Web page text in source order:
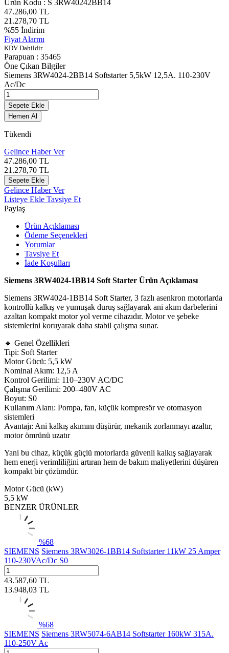
Ürün Kodu : S 3RW40242BB14
47.286,00 TL
21.278,70 TL
%55 İndirim
Fiyat Alarmı
KDV Dahildir.
Parapuan : 35465
Öne Çıkan Bilgiler
Siemens 3RW4024-2BB14 Softstarter 5,5kW 12,5A. 110-230V
Ac/Dc
Sepete Ekle
Hemen Al
Tükendi
Gelince Haber Ver
47.286,00 TL
21.278,70 TL
Sepete Ekle
Gelince Haber Ver
Listeye Ekle Tavsiye Et
Paylaş
Ürün Açıklaması
Ödeme Seçenekleri
Yorumlar
Tavsiye Et
İade Koşulları
Siemens 3RW4024-1BB14 Soft Starter Ürün Açıklaması
Siemens 3RW4024-1BB14 Soft Starter, 3 fazlı asenkron motorlarda
kontrollü kalkış ve yumuşak duruş sağlayarak ani akım darbelerini
azaltan kompakt motor yol verme cihazıdır. Motor ve şebeke
sistemlerini koruyarak daha stabil çalışma sunar.
🔹 Genel Özellikleri
Tipi: Soft Starter
Motor Gücü: 5,5 kW
Nominal Akım: 12,5 A
Kontrol Gerilimi: 110–230V AC/DC
Çalışma Gerilimi: 200–480V AC
Boyut: S0
Kullanım Alanı: Pompa, fan, küçük kompresör ve otomasyon
sistemleri
Avantajı: Ani kalkış akımını düşürür, mekanik zorlanmayı azaltır,
motor ömrünü uzatır
Yani bu cihaz, küçük güçlü motorlarda güvenli kalkış sağlayarak
hem enerji verimliliğini artıran hem de bakım maliyetlerini düşüren
kompakt bir çözümdür.
Motor Gücü (kW)
5,5 kW
BENZER ÜRÜNLER
%68
SIEMENS Siemens 3RW3026-1BB14 Softstarter 11kW 25 Amper
110-230VAc/Dc S0
43.587,60 TL
13.948,03 TL
%68
SIEMENS Siemens 3RW5074-6AB14 Softstarter 160kW 315A.
110-250V Ac